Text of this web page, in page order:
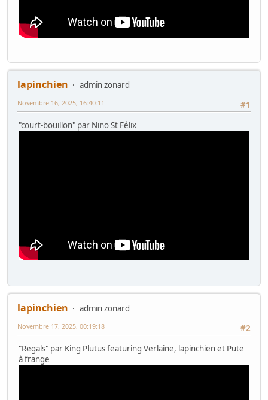
lapinchien
admin zonard
#1
Novembre 16, 2025, 16:40:11
"court-bouillon" par Nino St Félix
lapinchien
admin zonard
#2
Novembre 17, 2025, 00:19:18
"Regals" par King Plutus featuring Verlaine, lapinchien et Pute
à frange